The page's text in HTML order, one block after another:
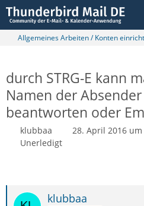
Allgemeines Arbeiten / Konten
durch STRG-E kann
Namen der
beantworten oder
klubbaa 28. April 2016 um
Unerledigt
klubbaa